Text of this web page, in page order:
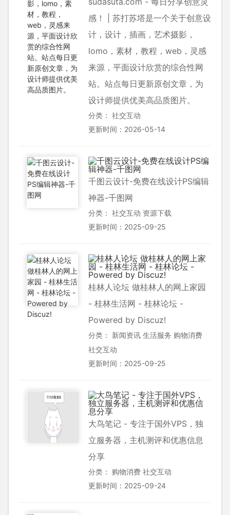
感！ | 苏打苏塔是一个关于创意设
计，设计，插画，艺术摄影，
lomo，素材，教程，web，灵感
来源，平面设计欣赏的综合性网
站。站点每日更新原创文章，为
设计师提供优美高品质图片。
分类： 社交互动
更新时间：2026-05-14
千图云设计-免费在线设计PS编辑
神器-千图网
分类： 社交互动 资源下载
更新时间：2025-09-25
桂林人论坛 做桂林人的网上家园
- 桂林生活网 - 桂林论坛 -
Powered by Discuz!
分类： 新闻资讯 生活服务 购物消费
社交互动
更新时间：2025-09-25
大鸟笔记 - 专注于国外VPS，独
立服务器，主机测评和优惠信息
分享
分类： 购物消费 社交互动
更新时间：2025-09-24